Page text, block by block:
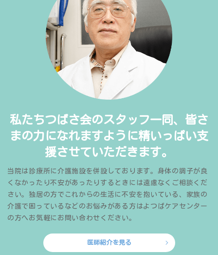
私たちつばさ会のスタッフ一同、皆さ
まの力になれますように精いっぱい支
援させていただきます。
当院は診療所に介護施設を併設しております。身体の調子が良
くなかったり不安があったりするときには遠慮なくご相談くだ
さい。独居の方でこれからの生活に不安を抱いている、家族の
介護で困っているなどのお悩みがある方はよつばケアセンター
の方へお気軽にお問い合わせください。
医師紹介を見る